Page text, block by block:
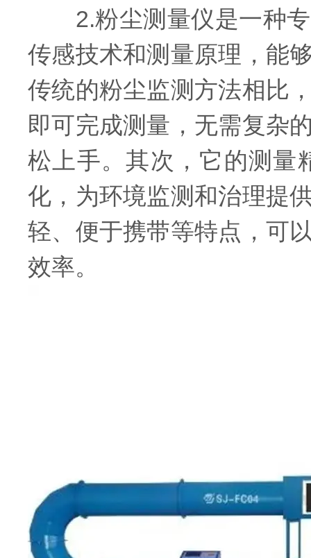
2.粉尘测量仪是一种专
传感技术和测量原理，能
传统的粉尘监测方法相比
即可完成测量，无需复杂
松上手。其次，它的测量
化，为环境监测和治理提
轻、便于携带等特点，可
效率。